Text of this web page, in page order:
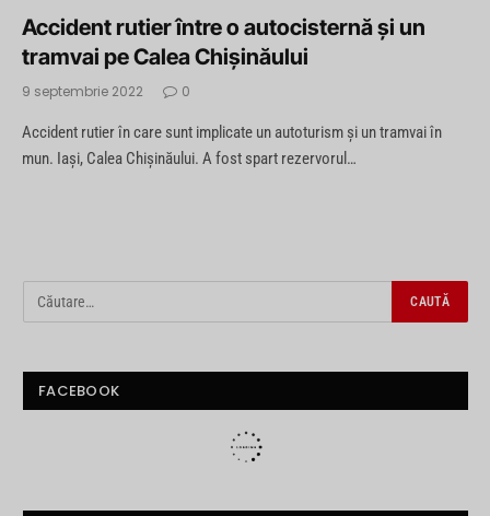
Accident rutier între o autocisternă și un
tramvai pe Calea Chișinăului
9 septembrie 2022 0
Accident rutier în care sunt implicate un autoturism și un tramvai în
mun. Iași, Calea Chișinăului. A fost spart rezervorul…
FACEBOOK